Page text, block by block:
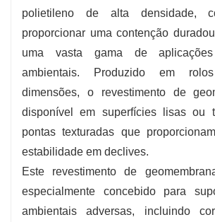
polietileno de alta densidade,
proporcionar uma contenção
uma vasta gama de
ambientais. Produzido em
dimensões, o revestimento de
disponível em superfícies lisas ou
pontas texturadas que
estabilidade em declives.
Este revestimento de
especialmente concebido para
ambientais adversas, incluindo